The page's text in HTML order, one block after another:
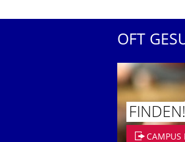
OFT
FINDEN!
CAMPUS